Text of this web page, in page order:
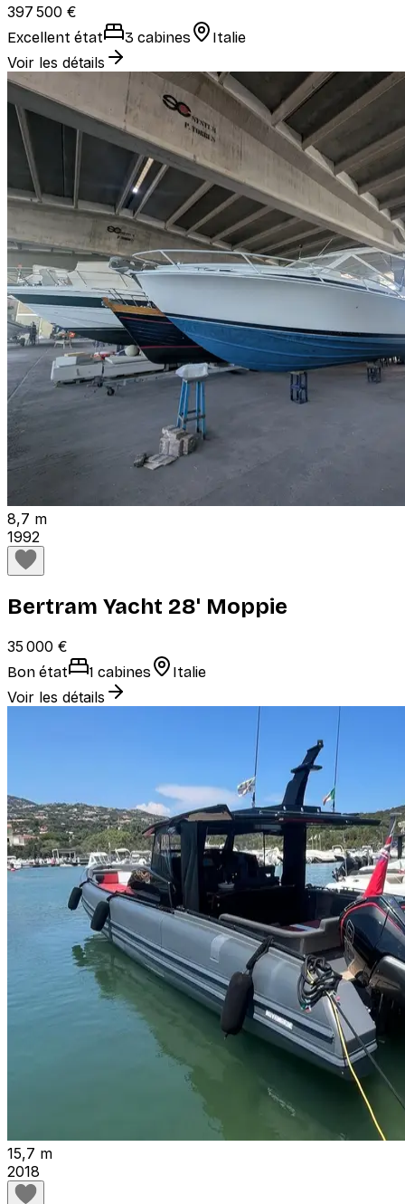
397 500 €
Excellent état 3 cabines Italie
Voir les détails
8,7 m
1992
Bertram Yacht 28' Moppie
35 000 €
Bon état 1 cabines Italie
Voir les détails
15,7 m
2018